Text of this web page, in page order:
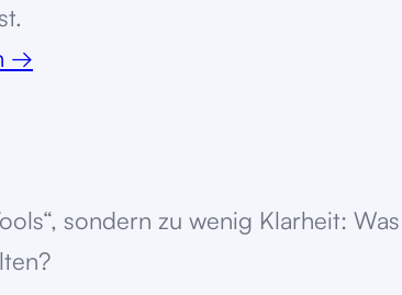
→
sondern zu wenig Klarheit: